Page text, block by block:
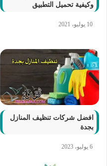
وكيفية تحميل التطبيق
10 يوليو، 2021
افضل شركات تنظيف المنازل
بجدة
6 يوليو، 2023